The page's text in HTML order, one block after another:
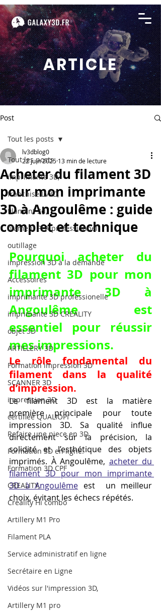
ARTICLE
Post
Tout les posts
imprimante 3D,
franchise LV3D,
filament 3d,
filament PLA professionnel
outillage
impression 3D à la demande
Accessoires
imprimante 3D professionelle
imprimante 3D CREALITY
objet 3D
ARTILLERY 3D
Formation impression 3D
SCANNER 3D
impression 3D
certifiée QUALIOPI
Refaire une piece en 3D
Formation 3D en ligne.
Formation 3D CPF
CREALITY,
Creality Hi combo
Artillery M1 Pro
Filament PLA
Service administratif en ligne
Secrétaire en Ligne
Vidéos sur l'impression 3D,
Artillery M1 pro
Tout les posts
Acheter du filament 3D
pour mon imprimante
3D à Angoulême : guide
complet et technique
lv3dblog0
22 juin 2025 13 min de lecture
Pourquoi acheter du
filament 3D pour mon
imprimante 3D à
Angoulême est
essentiel pour réussir
mes impressions.
Le rôle fondamental du
filament dans la qualité
d’impression.
Le filament 3D est la matière
première principale pour toute
impression 3D. Sa qualité influe
directement sur la précision, la
solidité et l’esthétique des objets
imprimés. À Angoulême, acheter du
filament 3D pour mon imprimante
3D à Angoulême est  un meilleur
choix, évitant les échecs répétés.